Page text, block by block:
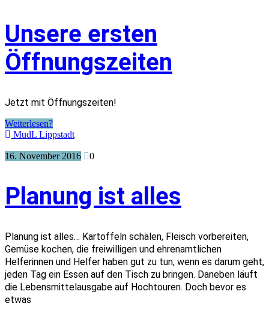
Unsere ersten
Öffnungszeiten
Jetzt mit Öffnungszeiten!
Weiterlesen?
MudL Lippstadt
16. November 2016 0
Planung ist alles
Planung ist alles… Kartoffeln schälen, Fleisch vorbereiten,
Gemüse kochen, die freiwilligen und ehrenamtlichen
Helferinnen und Helfer haben gut zu tun, wenn es darum geht,
jeden Tag ein Essen auf den Tisch zu bringen. Daneben läuft
die Lebensmittelausgabe auf Hochtouren. Doch bevor es
etwas